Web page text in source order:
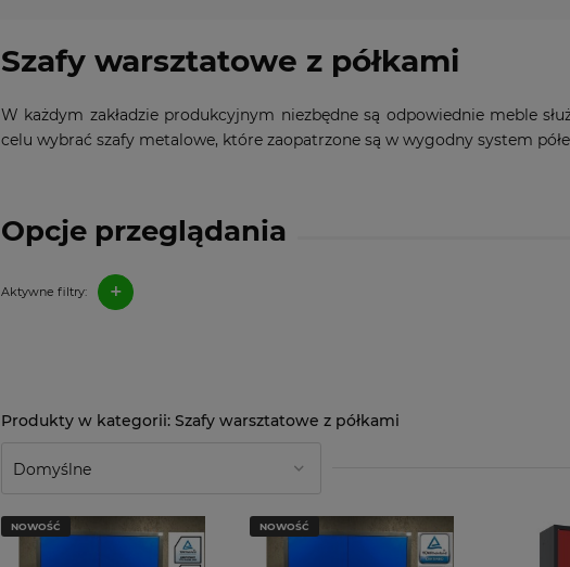
Opcje przeglądania
Aktywne filtry: +
Szafy warsztatowe z półkami
W każdym zakładzie produkcyjnym niezbędne są odpowiednie meble
celu wybrać szafy metalowe, które zaopatrzone są w wygodny system
Szafy warsztatowe z półkami
NOWOŚĆ NOWOŚĆ